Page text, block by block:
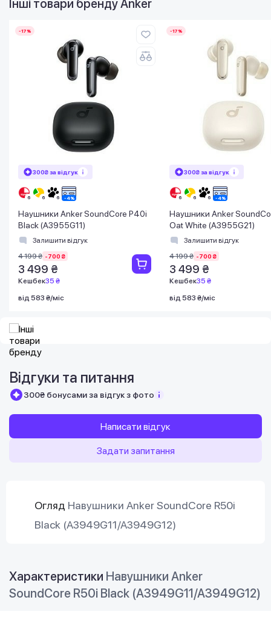
Інші товари брендуAnker
-17%
300₴ за відгук
Наушники Anker SoundCore P40i
Black (A3955G11)
Залишити відгук
4 199 ₴ -700 ₴
3 499 ₴
Кешбек35 ₴
від 583 ₴/міс
-17%
300₴ за відгук
Наушники Anker
Oat White (A3955G21)
Залишити відгук
4 199 ₴ -700 ₴
3 499 ₴
Кешбек35 ₴
від 583 ₴/міс
Відгуки та питання
300₴ бонусами за відгук з фото
Написати відгук
Задати запитання
Огляд Навушники Anker SoundCore R50i
Black (A3949G11/A3949G12)
Характеристики Навушники Anker
SoundCore R50i Black (A3949G11/A3949G12)